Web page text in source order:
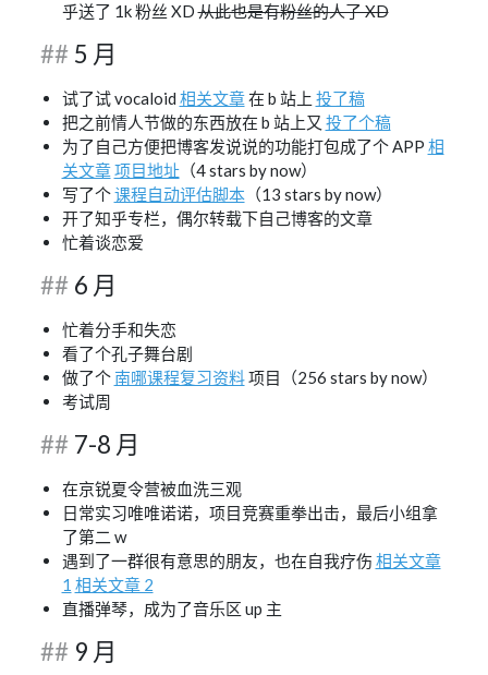
乎送了 1k 粉丝 XD从此也是有粉丝的人了 XD
5 月
试了试 vocaloid 相关文章在 b 站上 投了稿
把之前情人节做的东西放在 b 站上又 投了个稿
为了自己方便把博客发说说的功能打包成了个 APP 相
关文章项目地址（4 stars by now）
写了个课程自动评估脚本（13 stars by now）
开了知乎专栏，偶尔转载下自己博客的文章
忙着谈恋爱
6 月
忙着分手和失恋
看了个孔子舞台剧
做了个 南哪课程复习资料项目（256 stars by now）
考试周
7-8 月
在京锐夏令营被血洗三观
日常实习唯唯诺诺，项目竞赛重拳出击，最后小组拿
了第二 w
遇到了一群很有意思的朋友，也在自我疗伤 相关文章
1 相关文章 2
直播弹琴，成为了音乐区 up 主
9 月